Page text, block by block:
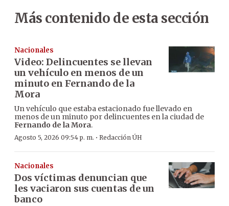
Más contenido de esta sección
Nacionales
Video: Delincuentes se llevan
un vehículo en menos de un
minuto en Fernando de la
Mora
Un vehículo que estaba estacionado fue llevado en
menos de un minuto por delincuentes en la ciudad de
Fernando de la Mora.
Agosto 5, 2026 09:54 p. m. · Redacción ÚH
Nacionales
Dos víctimas denuncian que
les vaciaron sus cuentas de un
banco